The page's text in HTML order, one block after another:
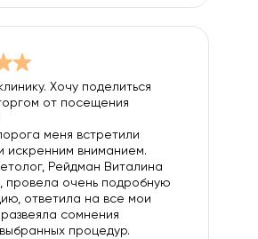
Хочу поделиться
от посещения
меня встретили
искренним вниманием.
Рейдман Виталина
провела очень подробную
ответила на все мои
сомнения
процедур.